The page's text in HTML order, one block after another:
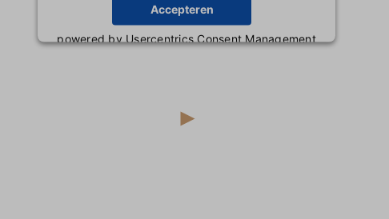
Accepteren
powered by Usercentrics Consent Management